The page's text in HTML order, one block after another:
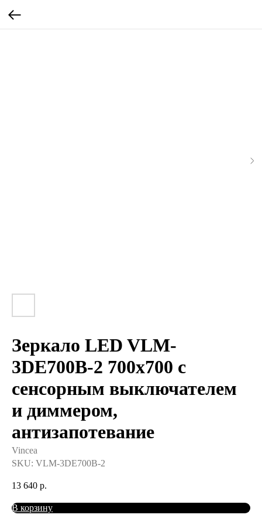
Зеркало LED VLM-
3DE700B-2 700x700 c
сенсорным выключателем
и диммером,
антизапотевание
Vincea
SKU: VLM-3DE700B-2
13 640 р.
В корзину